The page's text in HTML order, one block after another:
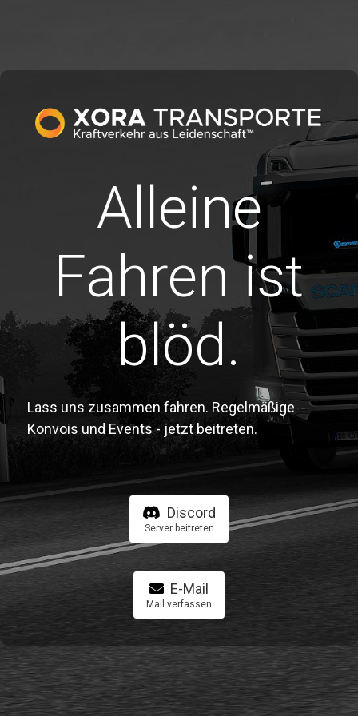
Alleine
Fahren ist
blöd.
Lass uns zusammen fahren. Regelmäßige
Konvois und Events - jetzt beitreten.
Discord
Server beitreten
E-Mail
Mail verfassen